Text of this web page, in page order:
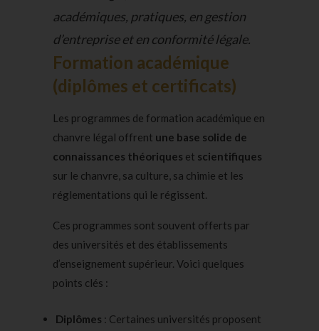
académiques, pratiques, en gestion
d’entreprise et en conformité légale.
Formation académique
(diplômes et certificats)
Les programmes de formation académique en
chanvre légal offrent une base solide de
connaissances théoriques et scientifiques
sur le chanvre, sa culture, sa chimie et les
réglementations qui le régissent.
Ces programmes sont souvent offerts par
des universités et des établissements
d’enseignement supérieur. Voici quelques
points clés :
Diplômes : Certaines universités proposent